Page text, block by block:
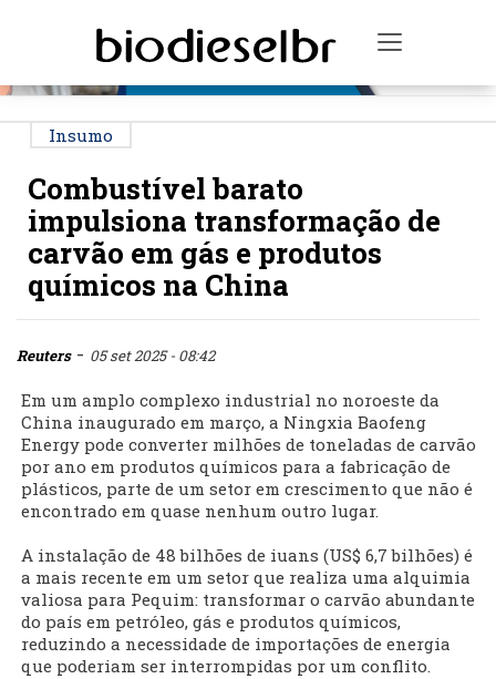
Toggle
Insumo
Combustível barato
impulsiona transformação de
carvão em gás e produtos
químicos na China
Reuters- 05 set 2025 - 08:42
Em um amplo complexo industrial no noroeste da
China inaugurado em março, a Ningxia Baofeng
Energy pode converter milhões de toneladas de carvão
por ano em produtos químicos para a fabricação de
plásticos, parte de um setor em crescimento que não é
encontrado em quase nenhum outro lugar.
A instalação de 48 bilhões de iuans (US$ 6,7 bilhões) é
a mais recente em um setor que realiza uma alquimia
valiosa para Pequim: transformar o carvão abundante
do país em petróleo, gás e produtos químicos,
reduzindo a necessidade de importações de energia
que poderiam ser interrompidas por um conflito.